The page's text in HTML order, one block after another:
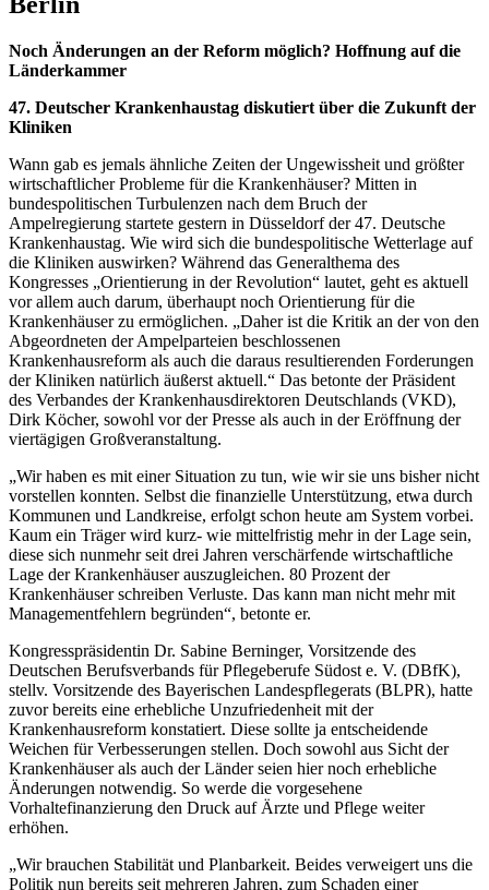
Noch Änderungen an der Reform möglich? Hoffnung auf die
Länderkammer
47. Deutscher Krankenhaustag diskutiert über die Zukunft der
Kliniken
Wann gab es jemals ähnliche Zeiten der Ungewissheit und größter
wirtschaftlicher Probleme für die Krankenhäuser? Mitten in
bundespolitischen Turbulenzen nach dem Bruch der
Ampelregierung startete gestern in Düsseldorf der 47. Deutsche
Krankenhaustag. Wie wird sich die bundespolitische Wetterlage auf
die Kliniken auswirken? Während das Generalthema des
Kongresses „Orientierung in der Revolution“ lautet, geht es aktuell
vor allem auch darum, überhaupt noch Orientierung für die
Krankenhäuser zu ermöglichen. „Daher ist die Kritik an der von den
Abgeordneten der Ampelparteien beschlossenen
Krankenhausreform als auch die daraus resultierenden Forderungen
der Kliniken natürlich äußerst aktuell.“ Das betonte der Präsident
des Verbandes der Krankenhausdirektoren Deutschlands (VKD),
Dirk Köcher, sowohl vor der Presse als auch in der Eröffnung der
viertägigen Großveranstaltung.
„Wir haben es mit einer Situation zu tun, wie wir sie uns bisher nicht
vorstellen konnten. Selbst die finanzielle Unterstützung, etwa durch
Kommunen und Landkreise, erfolgt schon heute am System vorbei.
Kaum ein Träger wird kurz- wie mittelfristig mehr in der Lage sein,
diese sich nunmehr seit drei Jahren verschärfende wirtschaftliche
Lage der Krankenhäuser auszugleichen. 80 Prozent der
Krankenhäuser schreiben Verluste. Das kann man nicht mehr mit
Managementfehlern begründen“, betonte er.
Kongresspräsidentin Dr. Sabine Berninger, Vorsitzende des
Deutschen Berufsverbands für Pflegeberufe Südost e. V. (DBfK),
stellv. Vorsitzende des Bayerischen Landespflegerats (BLPR), hatte
zuvor bereits eine erhebliche Unzufriedenheit mit der
Krankenhausreform konstatiert. Diese sollte ja entscheidende
Weichen für Verbesserungen stellen. Doch sowohl aus Sicht der
Krankenhäuser als auch der Länder seien hier noch erhebliche
Änderungen notwendig. So werde die vorgesehene
Vorhaltefinanzierung den Druck auf Ärzte und Pflege weiter
erhöhen.
„Wir brauchen Stabilität und Planbarkeit. Beides verweigert uns die
Politik nun bereits seit mehreren Jahren, zum Schaden einer